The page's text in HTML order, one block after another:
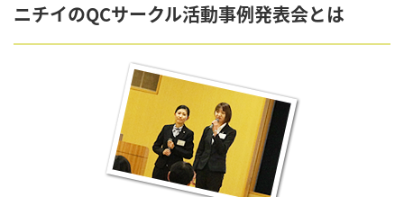
ニチイのQCサークル活動事例発表会とは